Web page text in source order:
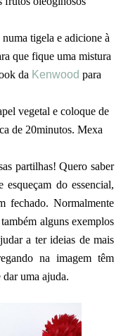
tigela e adicione à
que fique uma mistura
da Kenwood para
vegetal e coloque de
de 20minutos. Mexa
partilhas! Quero saber
do essencial,
fechado. Normalmente
alguns exemplos
a ter ideias de mais
na imagem têm
dar uma ajuda.